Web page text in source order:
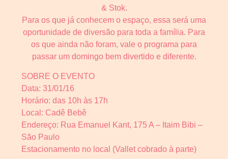
& Stok.
Para os que já conhecem o espaço, essa será uma
oportunidade de diversão para toda a família. Para
os que ainda não foram, vale o programa para
passar um domingo bem divertido e diferente.
SOBRE O EVENTO
Data: 31/01/16
Horário: das 10h às 17h
Local: Cadê Bebê
Endereço: Rua Emanuel Kant, 175 A – Itaim Bibi –
São Paulo
Estacionamento no local (Vallet cobrado à parte)